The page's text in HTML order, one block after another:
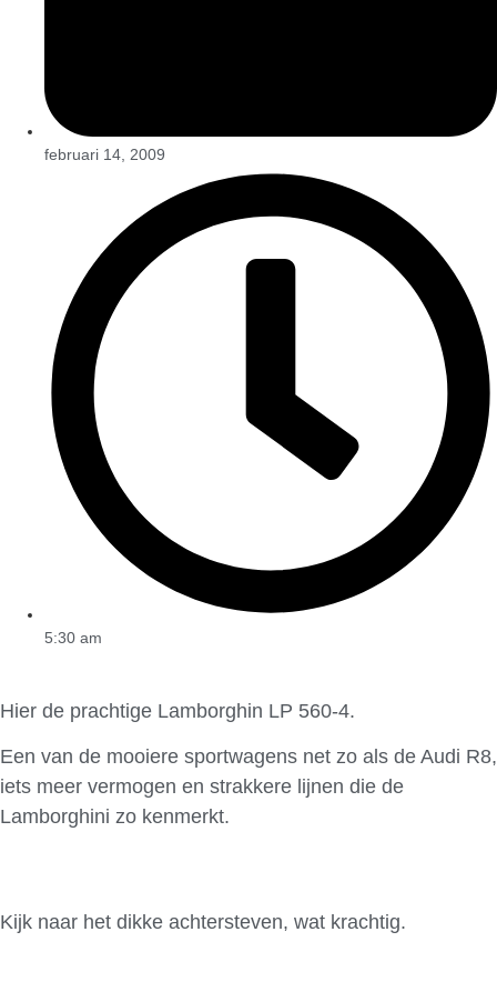
februari 14, 2009
5:30 am
Hier de prachtige Lamborghin LP 560-4.
Een van de mooiere sportwagens net zo als de Audi R8,
iets meer vermogen en strakkere lijnen die de
Lamborghini zo kenmerkt.
Kijk naar het dikke achtersteven, wat krachtig.